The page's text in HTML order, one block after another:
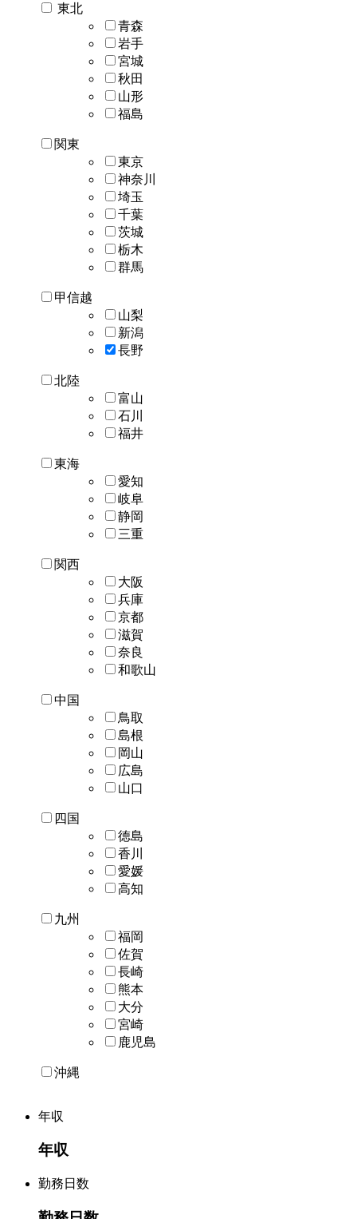
東北
青森
岩手
宮城
秋田
山形
福島
関東
東京
神奈川
埼玉
千葉
茨城
栃木
群馬
甲信越
山梨
新潟
長野
北陸
富山
石川
福井
東海
愛知
岐阜
静岡
三重
関西
大阪
兵庫
京都
滋賀
奈良
和歌山
中国
鳥取
島根
岡山
広島
山口
四国
徳島
香川
愛媛
高知
九州
福岡
佐賀
長崎
熊本
大分
宮崎
鹿児島
沖縄
年収
年収
勤務日数